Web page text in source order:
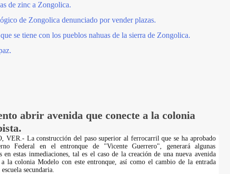
de zinc a Zongolica.
de Zongolica denunciado por vender plazas.
se tiene con los pueblos nahuas de la sierra de Zongolica.
abrir avenida que conecte a la colonia
VER.- La construcción del paso superior al ferrocarril que se ha aprobado
Federal en el entronque de "Vicente Guerrero", generará algunas
en estas inmediaciones, tal es el caso de la creación de una nueva avenida
a la colonia Modelo con este entronque, así como el cambio de la entrada
secundaria.